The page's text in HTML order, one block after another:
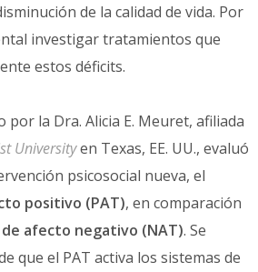
de la calidad de vida. Por
investigar tratamientos que
estos déficits.
por la Dra. Alicia E. Meuret, afiliada
Universityen Texas, EE. UU., evaluó
psicosocial nueva, el
positivo (PAT), en comparación
afecto negativo (NAT). Se
que el PAT activa los sistemas de